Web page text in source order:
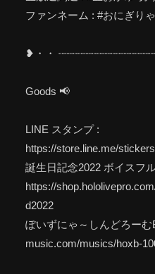
ファンネーム : #おにぎり
❥・・
Goods 📢
LINE スタンプ :
https://store.line.me/
誕生日記念2022 ボイスフ
https://
d2022
ぽいずにゃ～しんどろー
music.com/musics/hoxb-